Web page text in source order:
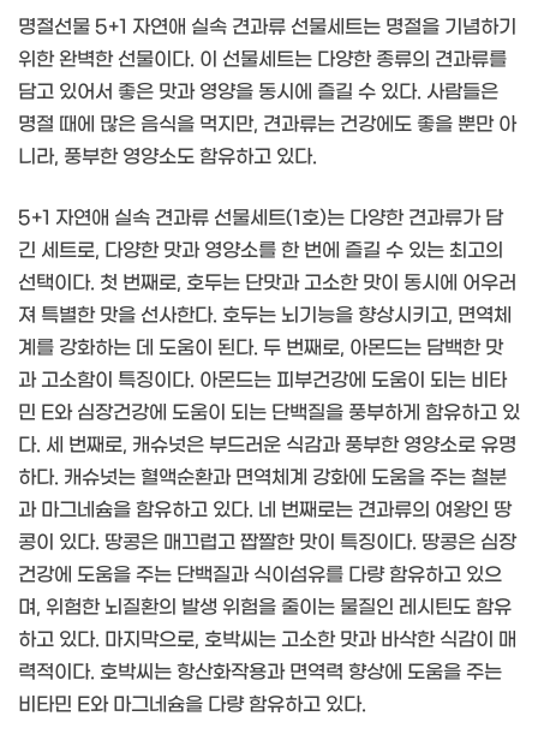
명절선물 5+1 자연애 실속 견과류 선물세트는 명절을 기념하기
위한 완벽한 선물이다. 이 선물세트는 다양한 종류의 견과류를
담고 있어서 좋은 맛과 영양을 동시에 즐길 수 있다. 사람들은
명절 때에 많은 음식을 먹지만, 견과류는 건강에도 좋을 뿐만 아
니라, 풍부한 영양소도 함유하고 있다.
5+1 자연애 실속 견과류 선물세트(1호)는 다양한 견과류가 담
긴 세트로, 다양한 맛과 영양소를 한 번에 즐길 수 있는 최고의
선택이다. 첫 번째로, 호두는 단맛과 고소한 맛이 동시에 어우러
져 특별한 맛을 선사한다. 호두는 뇌기능을 향상시키고, 면역체
계를 강화하는 데 도움이 된다. 두 번째로, 아몬드는 담백한 맛
과 고소함이 특징이다. 아몬드는 피부건강에 도움이 되는 비타
민 E와 심장건강에 도움이 되는 단백질을 풍부하게 함유하고 있
다. 세 번째로, 캐슈넛은 부드러운 식감과 풍부한 영양소로 유명
하다. 캐슈넛는 혈액순환과 면역체계 강화에 도움을 주는 철분
과 마그네슘을 함유하고 있다. 네 번째로는 견과류의 여왕인 땅
콩이 있다. 땅콩은 매끄럽고 짭짤한 맛이 특징이다. 땅콩은 심장
건강에 도움을 주는 단백질과 식이섬유를 다량 함유하고 있으
며, 위험한 뇌질환의 발생 위험을 줄이는 물질인 레시틴도 함유
하고 있다. 마지막으로, 호박씨는 고소한 맛과 바삭한 식감이 매
력적이다. 호박씨는 항산화작용과 면역력 향상에 도움을 주는
비타민 E와 마그네슘을 다량 함유하고 있다.